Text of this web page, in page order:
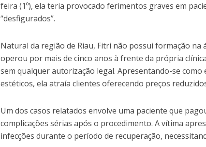
feira (1º), ela teria provocado ferimentos graves em
“desfigurados”.
Natural da região de Riau, Fitri não possui formação na
operou por mais de cinco anos à frente da própria
sem qualquer autorização legal. Apresentando-se
estéticos, ela atraía clientes oferecendo preços
Um dos casos relatados envolve uma paciente que
complicações sérias após o procedimento. A vítima
infecções durante o período de recuperação,